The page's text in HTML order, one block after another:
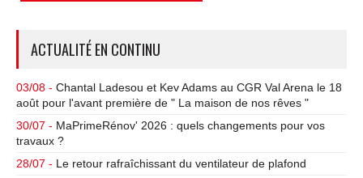
ACTUALITÉ EN CONTINU
03/08 - Chantal Ladesou et Kev Adams au CGR Val Arena le 18
août pour l'avant première de " La maison de nos rêves "
30/07 - MaPrimeRénov' 2026 : quels changements pour vos
travaux ?
28/07 - Le retour rafraîchissant du ventilateur de plafond